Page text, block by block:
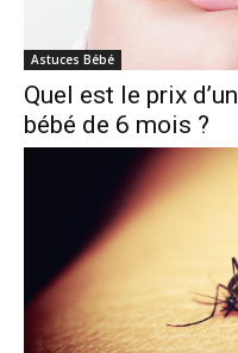
Astuces Bébé
Quel est le prix
bébé de 6 mois ?